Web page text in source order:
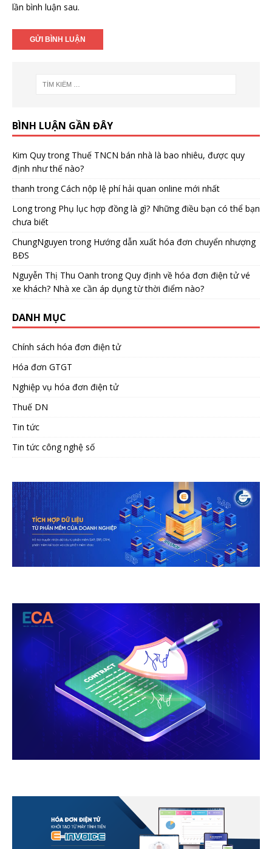
lần bình luận sau.
BÌNH LUẬN GẦN ĐÂY
Kim Quytrong Thuế TNCN bán nhà là bao nhiêu, được quy
định như thế nào?
thanh trongCách nộp lệ phí hải quan online mới nhất
Longtrong Phụ lục hợp đồng là gì? Những điều bạn có thể bạn
chưa biết
ChungNguyen trong Hướng dẫn xuất hóa đơn chuyển nhượng
BĐS
Nguyễn Thị Thu Oanh trongQuy định về hóa đơn điện tử vé
xe khách? Nhà xe cần áp dụng từ thời điểm nào?
DANH MỤC
Chính sách hóa đơn điện tử
Hóa đơn GTGT
Nghiệp vụ hóa đơn điện tử
Thuế DN
Tin tức
Tin tức công nghệ số